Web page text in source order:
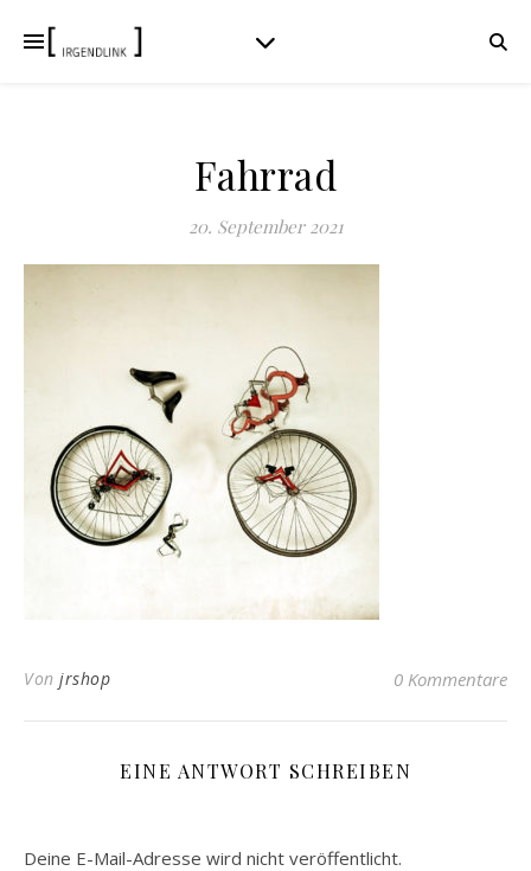
Fahrrad
20. September 2021
Von jrshop 0 Kommentare
EINE ANTWORT SCHREIBEN
Deine E-Mail-Adresse wird nicht veröffentlicht.